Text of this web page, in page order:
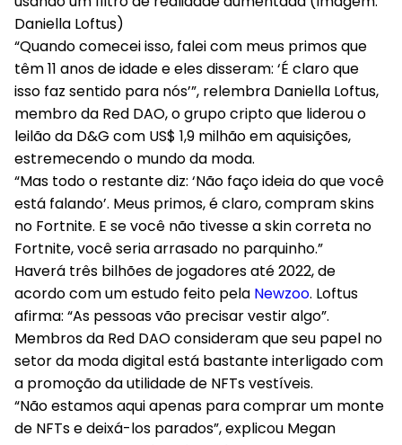
Daniella Loftus)
“Quando comecei isso, falei com meus primos que
têm 11 anos de idade e eles disseram: ‘É claro que
isso faz sentido para nós’”, relembra Daniella Loftus,
membro da Red DAO, o grupo cripto que liderou o
leilão da D&G com US$ 1,9 milhão em aquisições,
estremecendo o mundo da moda.
“Mas todo o restante diz: ‘Não faço ideia do que você
está falando’. Meus primos, é claro, compram skins
no Fortnite. E se você não tivesse a skin correta no
Fortnite, você seria arrasado no parquinho.”
Haverá três bilhões de jogadores até 2022, de
acordo com um estudo feito pela Newzoo. Loftus
afirma: “As pessoas vão precisar vestir algo”.
Membros da Red DAO consideram que seu papel no
setor da moda digital está bastante interligado com
a promoção da utilidade de NFTs vestíveis.
“Não estamos aqui apenas para comprar um monte
de NFTs e deixá-los parados”, explicou Megan